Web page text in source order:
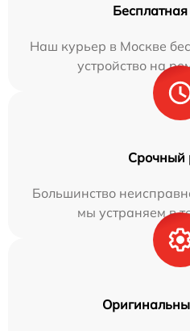
Наш курьер в Москве
устройство на
Срочный
Большинство
мы устраняем в